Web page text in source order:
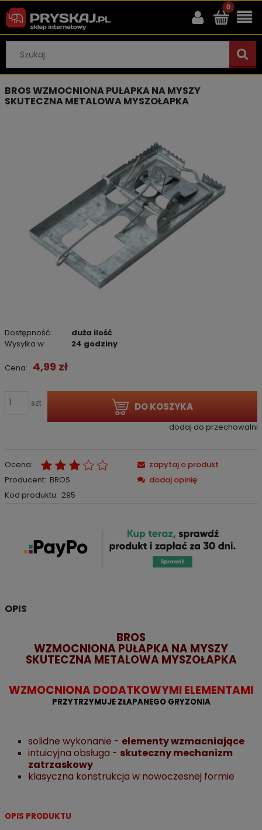
BROS WZMOCNIONA PUŁAPKA NA MYSZY
SKUTECZNA METALOWA MYSZOŁAPKA
Dostępność:
duża ilość
Wysyłka w:
24 godziny
Cena: 4,99 zł
szt DO KOSZYKA
dodaj do przechowalni
Ocena:
Producent: BROS
Kod produktu: 295
zapytaj o produkt
dodaj opinię
OPIS
BROS
WZMOCNIONA PUŁAPKA NA MYSZY
SKUTECZNA METALOWA MYSZOŁAPKA
WZMOCNIONA DODATKOWYMI ELEMENTAMI
PRZYTRZYMUJE ZŁAPANEGO GRYZONIA
solidne wykonanie - elementy wzmacniające
intuicyjna obsługa - skuteczny mechanizm
zatrzaskowy
klasyczna konstrukcja w nowoczesnej formie
OPIS PRODUKTU